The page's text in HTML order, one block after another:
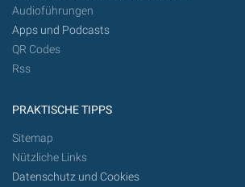
Audioführungen
Apps und Podcasts
QR Codes
Rss
PRAKTISCHE TIPPS
Sitemap
Nützliche Links
Datenschutz und Cookies